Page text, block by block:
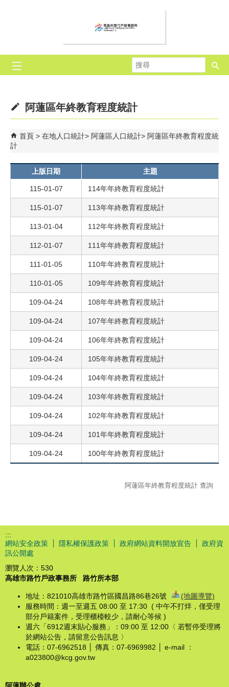
尋
阿蓮區年終教育程度統計
首頁 在地人口統計 阿蓮區人口統計
阿蓮區年終教育程度統
計
上版日期 主題
115-01-07 114年年終教育程度統計
115-01-07 113年年終教育程度統計
113-01-04 112年年終教育程度統計
112-01-07 111年年終教育程度統計
111-01-05 110年年終教育程度統計
110-01-05 109年年終教育程度統計
109-04-24 108年年終教育程度統計
109-04-24 107年年終教育程度統計
109-04-24 106年年終教育程度統計
109-04-24 105年年終教育程度統計
109-04-24 104年年終教育程度統計
109-04-24 103年年終教育程度統計
109-04-24 102年年終教育程度統計
109-04-24 101年年終教育程度統計
109-04-24 100年年終教育程度統計
阿蓮區年終教育程度統計 查詢
:::
網站安全政策
隱私權保護政策 政府網站資料開放宣告
政府資
訊公開處
瀏覽人次： 530
高雄市路竹戶政事務所
路竹所本部
地址：821010高雄市路竹區國昌路86巷26號
(地圖導覽)
服務時間：週一至週五 08:00 至 17:30 ( 中午不打烊，僅受理
部分戶籍案件，受理櫃檯較少，請耐心等候 )
週六「6912週末貼心服務」：09:00 至 12:00〈 若暫停受理將
於網站公告，請留意公告訊息 〉
電話：07-6962518 │ 傳真：07-6969982 │ e-mail ：
a023800@kcg.gov.tw
阿蓮辦公處